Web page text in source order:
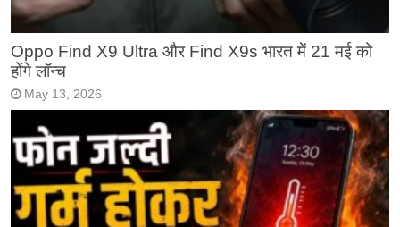
Oppo Find X9 Ultra और Find X9s भारत में 21 मई को
होंगे लॉन्च
May 13, 2026